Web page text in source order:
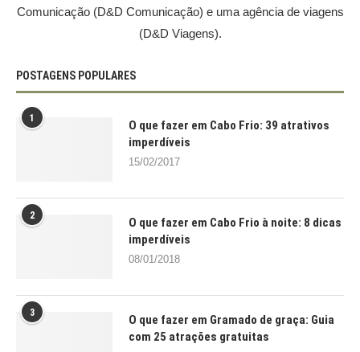
Comunicação (D&D Comunicação) e uma agência de viagens
(D&D Viagens).
POSTAGENS POPULARES
1
O que fazer em Cabo Frio: 39 atrativos
imperdíveis
15/02/2017
2
O que fazer em Cabo Frio à noite: 8 dicas
imperdíveis
08/01/2018
3
O que fazer em Gramado de graça: Guia
com 25 atrações gratuitas